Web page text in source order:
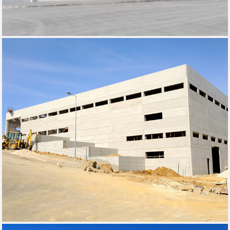
RTM - SOBRAL DE MONTE AGRAÇO, 2014
FEPAL - TORRES VEDRAS, 2013